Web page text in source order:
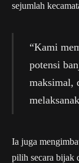
sejumlah
“Kami
potensi
maksimal,
Ia juga
pilih secara bijak